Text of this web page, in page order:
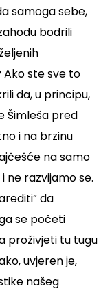
samoga sebe,
bodrili
ste sve to
da, u principu,
Šimleša pred
i na brzinu
na samo
ne razvijamo se.
da
se početi
proživjeti tu tugu
uvjeren je,
našeg